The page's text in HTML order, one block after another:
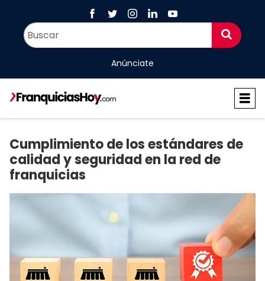
Anúnciate
Cumplimiento de los estándares de
calidad y seguridad en la red de
franquicias